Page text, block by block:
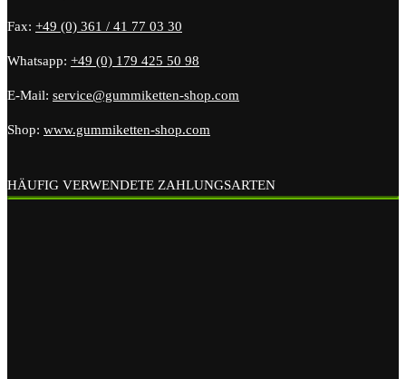
Fax: +49 (0) 361 / 41 77 03 30
Whatsapp: +49 (0) 179 425 50 98
E-Mail: service@gummiketten-shop.com
Shop: www.gummiketten-shop.com
HÄUFIG VERWENDETE ZAHLUNGSARTEN